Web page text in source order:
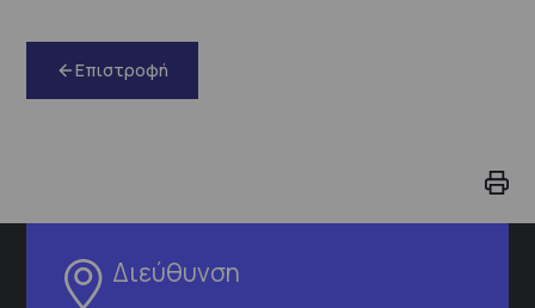
Επιστροφή
Διεύθυνση